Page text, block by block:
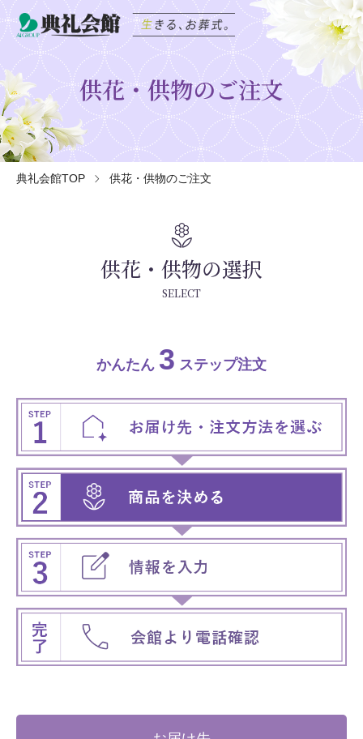
供花・供物のご注文
典礼会館TOP 供花・供物のご注文
local_florist
供花・供物の選択
SELECT
かんたん 3 ステップ注文